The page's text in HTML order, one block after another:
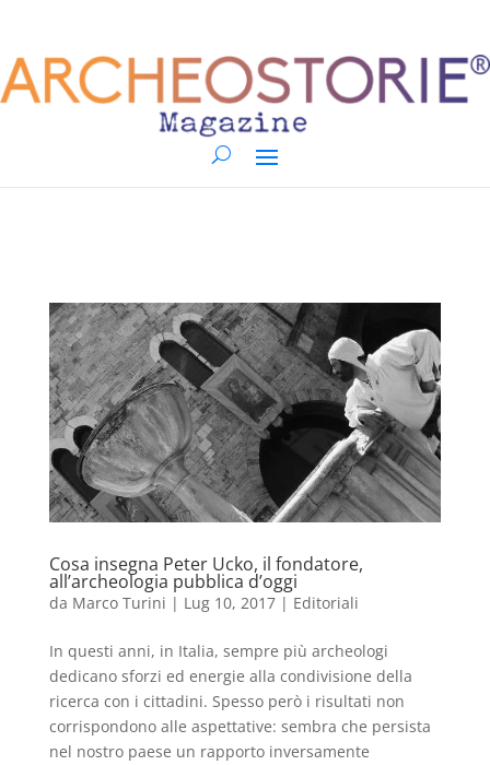
Cosa insegna Peter Ucko, il fondatore,
all’archeologia pubblica d’oggi
da Marco Turini | Lug 10, 2017| Editoriali
In questi anni, in Italia, sempre più archeologi
dedicano sforzi ed energie alla condivisione della
ricerca con i cittadini. Spesso però i risultati non
corrispondono alle aspettative: sembra che persista
nel nostro paese un rapporto inversamente